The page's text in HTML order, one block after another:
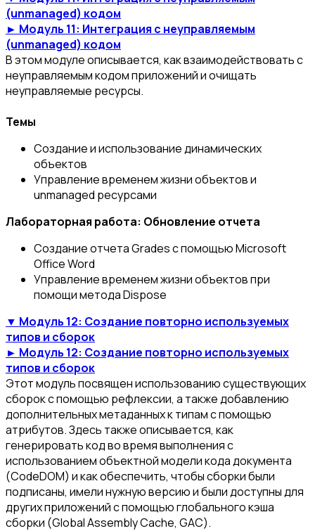
(unmanaged) кодом
► Модуль 11: Интеграция с неуправляемым
(unmanaged) кодом
В этом модуле описывается, как взаимодействовать с
неуправляемым кодом приложений и очищать
неуправляемые ресурсы.
Темы
Создание и использование динамических
объектов
Управление временем жизни объектов и
unmanaged ресурсами
Лабораторная работа: Обновление отчета
Создание отчета Grades с помощью Microsoft
Office Word
Управление временем жизни объектов при
помощи метода Dispose
▼ Модуль 12: Создание повторно используемых
типов и сборок
► Модуль 12: Создание повторно используемых
типов и сборок
Этот модуль посвящен использованию существующих
сборок с помощью рефлексии, а также добавлению
дополнительных метаданных к типам с помощью
атрибутов. Здесь также описывается, как
генерировать код во время выполнения с
использованием объектной модели кода документа
(CodeDOM) и как обеспечить, чтобы сборки были
подписаны, имели нужную версию и были доступны для
других приложений с помощью глобального кэша
сборки (Global Assembly Cache, GAC).